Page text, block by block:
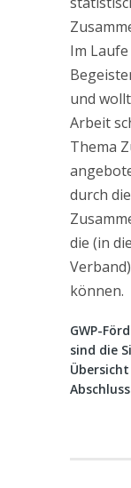
Im
und
Arbeit
Thema
durch
die (in
können.
GWP-
sind die